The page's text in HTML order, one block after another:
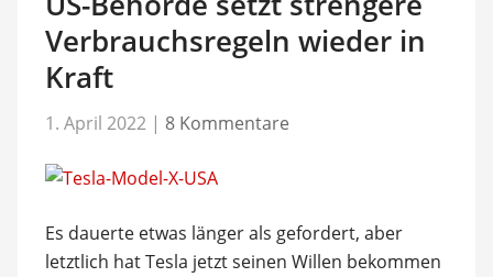
Verbrauchsregeln wieder in
Kraft
1. April 2022 | 8 Kommentare
Es dauerte etwas länger als gefordert, aber
letztlich hat Tesla jetzt seinen Willen bekommen